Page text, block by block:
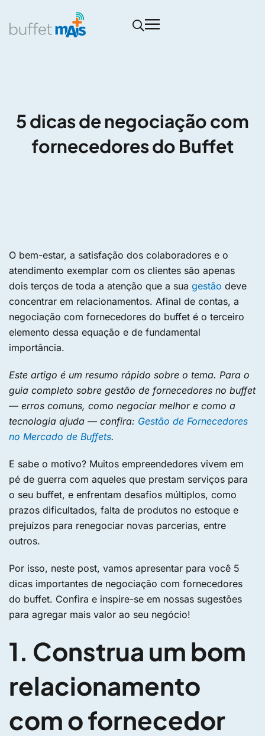
5 dicas de negociação com
fornecedores do Buffet
O bem-estar, a satisfação dos colaboradores e o
atendimento exemplar com os clientes são apenas
dois terços de toda a atenção que a sua gestão deve
concentrar em relacionamentos. Afinal de contas, a
negociação com fornecedores do buffet é o terceiro
elemento dessa equação e de fundamental
importância.
Este artigo é um resumo rápido sobre o tema. Para o
guia completo sobre gestão de fornecedores no buffet
— erros comuns, como negociar melhor e como a
tecnologia ajuda — confira: Gestão de Fornecedores
no Mercado de Buffets.
E sabe o motivo? Muitos empreendedores vivem em
pé de guerra com aqueles que prestam serviços para
o seu buffet, e enfrentam desafios múltiplos, como
prazos dificultados, falta de produtos no estoque e
prejuízos para renegociar novas parcerias, entre
outros.
Por isso, neste post, vamos apresentar para você 5
dicas importantes de negociação com fornecedores
do buffet. Confira e inspire-se em nossas sugestões
para agregar mais valor ao seu negócio!
1. Construa um bom
relacionamento
com o fornecedor